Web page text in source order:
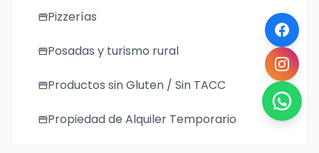
storefrontPizzerías
storefrontPosadas y turismo rural
storefrontProductos sin Gluten / Sin TACC
storefrontPropiedad de Alquiler Temporario